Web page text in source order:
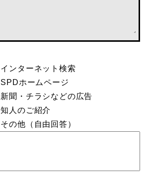
インターネット検索
SPDホームページ
新聞・チラシなどの広告
知人のご紹介
その他（自由回答）